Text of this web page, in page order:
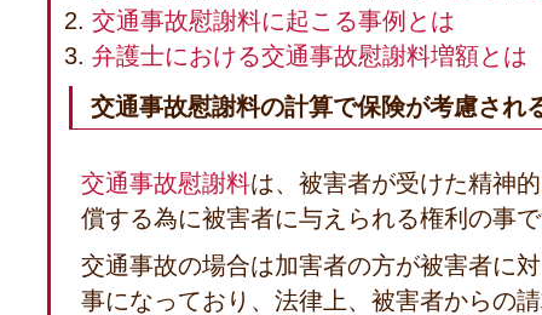
交通事故慰謝料に起こる事例とは
弁護士における交通事故慰謝料増額とは
交通事故慰謝料の計算で保険が考慮され
交通事故慰謝料は、被害者が受けた精神
償する為に被害者に与えられる権利の事
交通事故の場合は加害者の方が被害者に
事になっており、法律上、被害者からの